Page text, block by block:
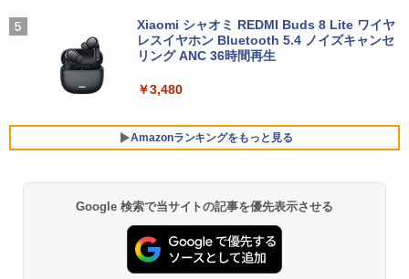
￥5,478
Xiaomi シャオミ REDMI Buds 8 Lite ワイヤ
レスイヤホン Bluetooth 5.4 ノイズキャンセ
リング ANC 36時間再生
￥3,480
Amazonランキングをもっと見る
BRUCE WAYNE feat. Flo Milli, ATL Jacob
[Explicit]
￥250
【Amazon.co.jp限定】 い・ろ・は・す 2L P
ET ラベルレス ×8本
￥1,112
薬屋のひとりごと 17巻 (デジタル版ビッグガ
ンガンコミックス)
￥770
Google 検索で当サイトの記事を優先表示させる